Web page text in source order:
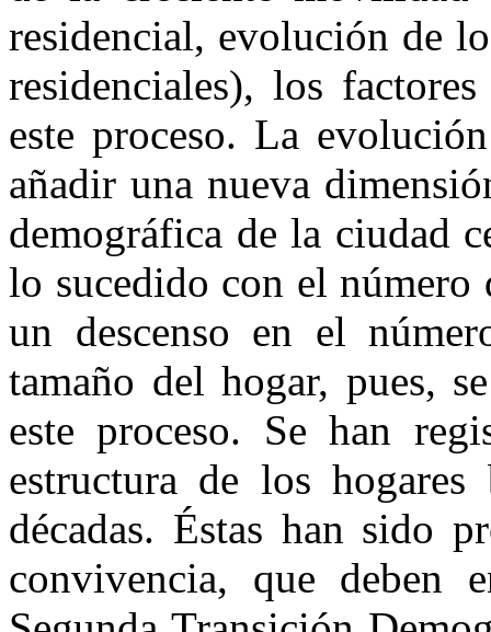
residencial, evolución de
residenciales), los
este proceso. La
añadir una nueva
demográfica de la ciudad
lo sucedido con el número
un descenso en el
tamaño del hogar, pues,
este proceso. Se han
estructura de los hogares
décadas. Éstas han sido
convivencia, que deben